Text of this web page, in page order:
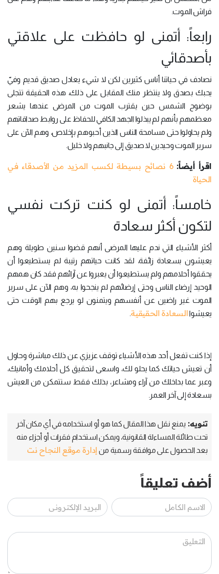
فراش الموت.
رابعاً: أتمنى لو حافظت على علاقتي
بأصدقائي
نصادف في حياتنا أناس كثيرين لكن لا شيء يعادل صديق قديم وفيّ
يحبك بصدق ولا ينتظر منك المقابل على ذلك، هذه الحقيقة تتجلى
بوضوح الشمس حين يقترب الموت من المرضى عندها يشعر
معظمهم بأنهم لم يبذلوا الجهد الكافي للحفاظ على روابط صداقاتهم
ولم يحاولوا حتى مسامحة الناس الذين أحبوهم بإخلاص، وهم الآن على
سرير الموت وحيدين لا صديق إلى جانبهم ولا خليل.
اقرأ أيضاً:
6 نصائح بسيطة لكسب المزيد من الأصدقاء في
الحياة
خامساً: أتمنى لو كنت تركت نفسي
لتكون أكثر سعادة
أكثر الأشياء التي ندم عليها المرضى أنهم قضوا سنين طويلة وهم
يعيشون بسعادة زائفة، لقد كانت حياتهم رتيبة لم يستطيعوا أن
يحققوا أحلامهم ولم يستطيعوا أن يعبروا عن آرائهم فقد كان همهم
الوحيد إرضاء الناس وحتى إرضائهم لم ينجحوا به، وهم الآن على سرير
الموت غير راضين عن أنفسهم ويتمنون لو يرجع بهم الوقت حتى
يعيشواالسعادة الحقيقية.
إذا كنت تفعل أحد هذه الأشياء توقف عزيزي عن ذلك مباشرة وحاول
أن تعيش حياتك كما يحلو لك، واسعى لتحقيق كل أحلامك وأمانيك،
وعبر عما بداخلك من آراء ومشاعر، بذلك فقط ستتمكن من العيش
بسعادة إلى آخر العمر.
تنويه: يمنع نقل هذا المقال كما هو أو استخدامه في أي مكان آخر
تحت طائلة المساءلة القانونية، ويمكن استخدام فقرات أو أجزاء منه
بعد الحصول على موافقة رسمية من إدارة موقع النجاح نت
أضف تعليقاً